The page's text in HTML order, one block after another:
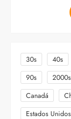
30s 40s
90s
2000s
Canadá
Estados Unidos